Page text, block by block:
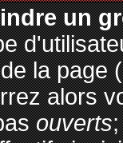
un
la page
alors
ouverts